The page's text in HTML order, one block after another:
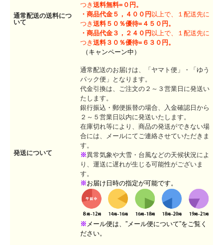
通常配送の送料につ
いて
つき 送料無料=０円。
・ 商品代金５，４００円 以上で、１配送先に
つき 送料５０％優待=４５０円。
・ 商品代金３，２４０円 以上で、１配送先に
つき 送料３０％優待=６３０円。
（キャンペーン中）
発送について
通常配送のお届けは、「ヤマト便」・「ゆう
パック便」となります。
代金引換は、ご注文の２～３営業日に発送い
たします。
銀行振込・郵便振替の場合、入金確認日から
２～５営業日以内に発送いたします。
在庫切れ等により、商品の発送ができない場
合には、メールにてご連絡させていただきま
す。
※異常気象や大雪・台風などの天候状況によ
り、運送に遅れが生じる可能性がございま
す。
※お届け日時の指定が可能です。
※ メール便は、”メール便について”をご覧く
ださい。